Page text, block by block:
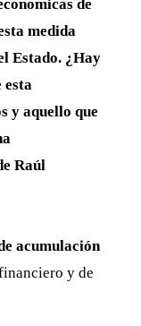
de
medida
Estado. ¿Hay
esta
y aquello que
Raúl
acumulación
y de